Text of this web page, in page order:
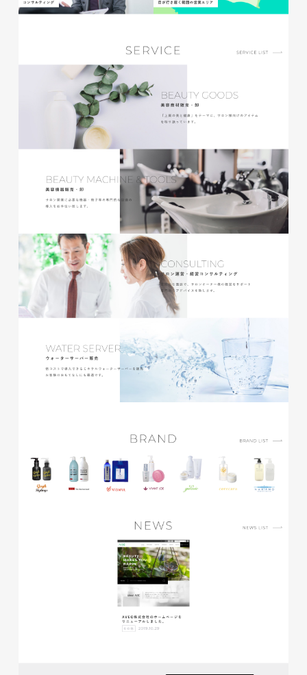
磐田商工会議所様 磐田市商店
#公共・行政・団体
#磐田
#チラシ
株式会社ベストブラス様 EC
ECサイト
#レスポンシブWebデザイン
#Shopify